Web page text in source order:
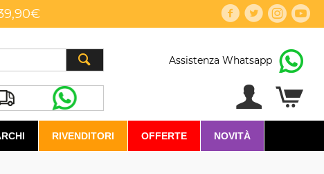
Assistenza Whatsapp
RIVENDITORI OFFERTE NOVITÀ